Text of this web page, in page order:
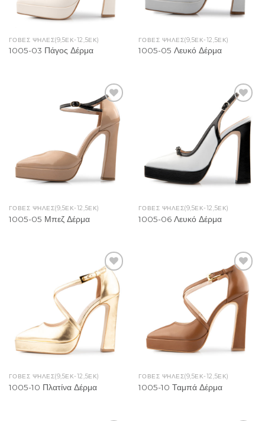
ΓΟΒΕΣ ΨΗΛΕΣ(9,5ΕΚ-12,5ΕΚ)
1005-03 Πάγος Δέρμα
ΓΟΒΕΣ ΨΗΛΕΣ(9,5ΕΚ-12,5ΕΚ)
1005-05 Λευκό Δέρμα
Add to
Wishlist
ΓΟΒΕΣ ΨΗΛΕΣ(9,5ΕΚ-12,5ΕΚ)
1005-05 Μπεζ Δέρμα
Add to
Wishlist
ΓΟΒΕΣ ΨΗΛΕΣ(9,5ΕΚ-12,5ΕΚ)
1005-06 Λευκό Δέρμα
Add to
Wishlist
ΓΟΒΕΣ ΨΗΛΕΣ(9,5ΕΚ-12,5ΕΚ)
1005-10 Πλατίνα Δέρμα
Add to
Wishlist
ΓΟΒΕΣ ΨΗΛΕΣ(9,5ΕΚ-12,5ΕΚ)
1005-10 Ταμπά Δέρμα